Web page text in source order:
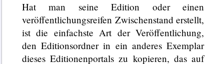
Hat man seine Edition oder einen
veröffentlichungsreifen Zwischenstand erstellt,
ist die einfachste Art der Veröffentlichung,
den Editionsordner in ein anderes Exemplar
dieses Editionenportals zu kopieren, das auf